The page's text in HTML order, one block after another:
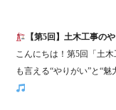
【第5回】土木工事の
こんにちは！第5回「土
も言える“やりがい”と“